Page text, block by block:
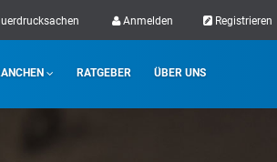
Anmelden Registrieren
RATGEBER ÜBER UNS